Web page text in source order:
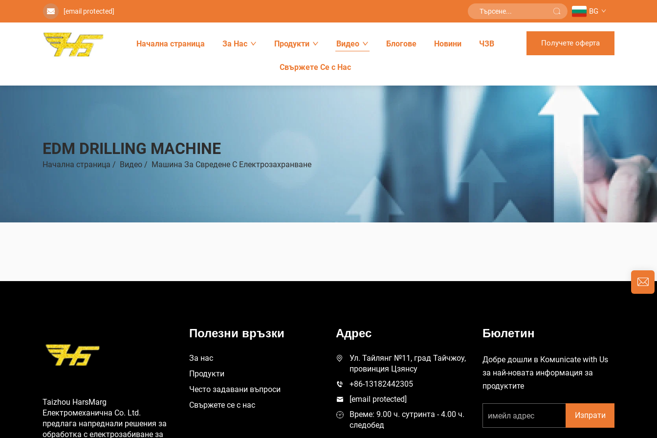
[email protected] BG
Начална страница За Нас Продукти Видео Блогове Новини ЧЗВ
Свържете Се с Нас
Получете оферта
EDM DRILLING MACHINE
Начална страница / Видео / Машина За Свредене С Електрозахранване
Taizhou HarsMarg
Електромеханична Co. Ltd.
предлага напреднали решения за
обработка с електрозабиване за
Полезни връзки
За нас
Продукти
Често задавани въпроси
Свържете се с нас
Адрес
Ул. Тайлянг №11, град Тайчжоу,
провинция Цзянсу
+86-13182442305
[email protected]
Време: 9.00 ч. сутринта - 4.00 ч.
следобед
Бюлетин
Добре дошли в Комunicate with Us
за най-новата информация за
продуктите
Изпрати